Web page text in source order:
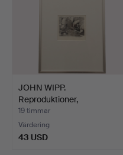
JOHN WIPP.
Reproduktioner,
kompositioner, …
19 timmar
Värdering
43 USD